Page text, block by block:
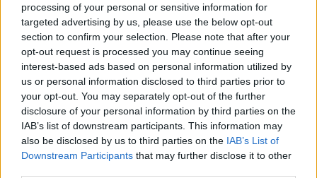
processing of your personal or sensitive information for
targeted advertising by us, please use the below opt-out
section to confirm your selection. Please note that after your
opt-out request is processed you may continue seeing
interest-based ads based on personal information utilized by
us or personal information disclosed to third parties prior to
your opt-out. You may separately opt-out of the further
disclosure of your personal information by third parties on the
IAB’s list of downstream participants. This information may
also be disclosed by us to third parties on the IAB’s List of
Downstream Participants that may further disclose it to other
Amposta recupera les Cases del Castell
i culmina un projecte estratègic que
vincula patrimoni, turisme i
gastronomia
6 d'agost de 2026
Els vestits de paper guanyen força
enguany amb més modistes i gairebé
40 peces a concurs
31 de juliol de 2026